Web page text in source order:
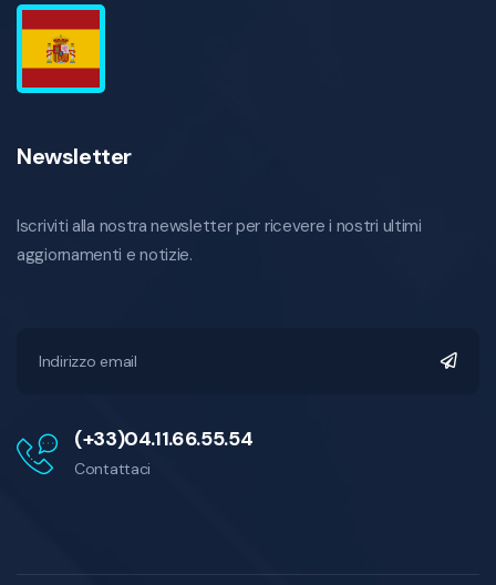
Newsletter
Iscriviti alla nostra newsletter per ricevere i nostri ultimi
aggiornamenti e notizie.
(+33)04.11.66.55.54
Contattaci